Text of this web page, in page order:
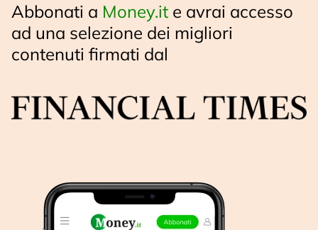
Abbonati a Money.it e avrai accesso
ad una selezione dei migliori
contenuti firmati dal